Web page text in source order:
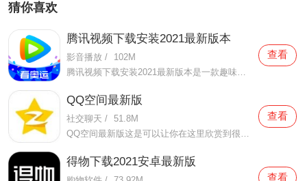
猜你喜欢
腾讯视频下载安装2021最新版本
影音播放 /
102M
腾讯视频下载安装2021最新版本是一款趣味性非常强的手机视频播放软件。在这款腾讯视频下载安装2021最新版本有很多当下热播的影片资源，在这里面可以看到有很多的精彩的影片，你想要观看的电视剧、电影、综艺、动漫等等统统都汇聚在这里面，影片的内容也都是非常丰富的，用户们
查看
QQ空间最新版
社交聊天 / 51.8M
查看
得物下载2021安卓最新版
查看